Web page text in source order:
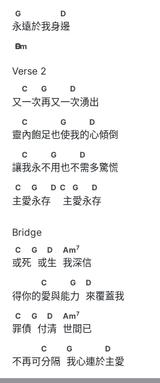
G　　　　　D
G D
永遠於我身邊
EmCGD
Em
C
G
D
C　　G　　　D
C G D
又一次再又一次湧出
C　　　　G　　　D
C G D
靈內飽足也使我的心傾倒
C　　　G　　　D
C G D
讓我永不用也不需多驚慌
C　　G　　D        C      　G　　D
C G D C G D
主愛永存    主愛永存
C　　G       　D　       Am
C G D Am7
或死  或生  我深信
C　　　G　       D
C G D
得你的愛與能力  來覆蓋我
C　　G       　D　       Am
C G D Am7
罪債  付清  世間已
C　　       G　　　　D
C G D
不再可分隔  我心連於主愛